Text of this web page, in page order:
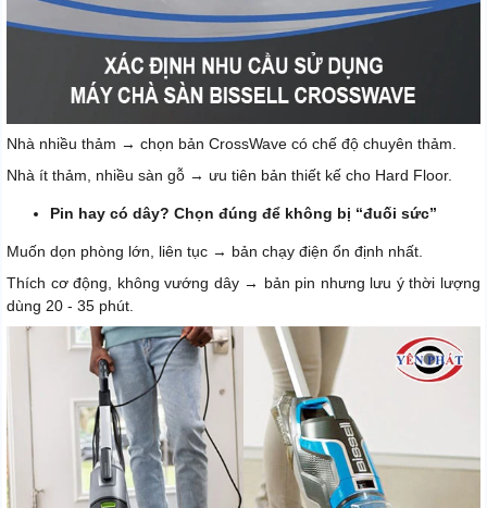
Nhà nhiều thảm → chọn bản CrossWave có chế độ chuyên thảm.
Nhà ít thảm, nhiều sàn gỗ → ưu tiên bản thiết kế cho Hard Floor.
Pin hay có dây? Chọn đúng để không bị “đuối sức”
Muốn dọn phòng lớn, liên tục → bản chạy điện ổn định nhất.
Thích cơ động, không vướng dây → bản pin nhưng lưu ý thời lượng
dùng 20 - 35 phút.